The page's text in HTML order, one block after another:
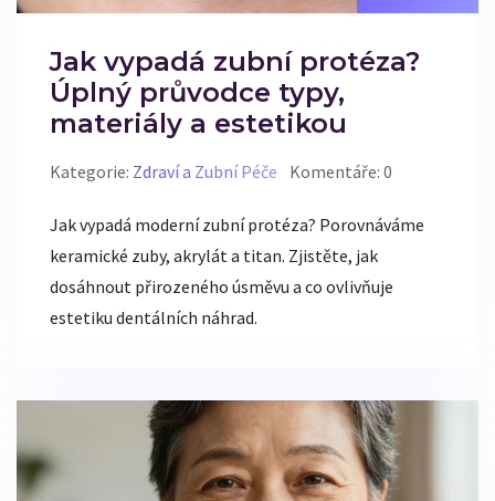
Jak vypadá zubní protéza?
Úplný průvodce typy,
materiály a estetikou
Kategorie: Zdraví a Zubní Péče Komentáře: 0
Jak vypadá moderní zubní protéza? Porovnáváme
keramické zuby, akrylát a titan. Zjistěte, jak
dosáhnout přirozeného úsměvu a co ovlivňuje
estetiku dentálních náhrad.